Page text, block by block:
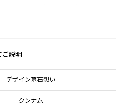
説明
デザイン墓石想い
クンナム